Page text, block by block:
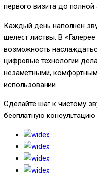
первого визита до полной
Каждый день наполнен
шелест листвы. В
возможность
цифровые технологии
незаметными,
использовании.
Сделайте шаг к чистому
бесплатную консультацию